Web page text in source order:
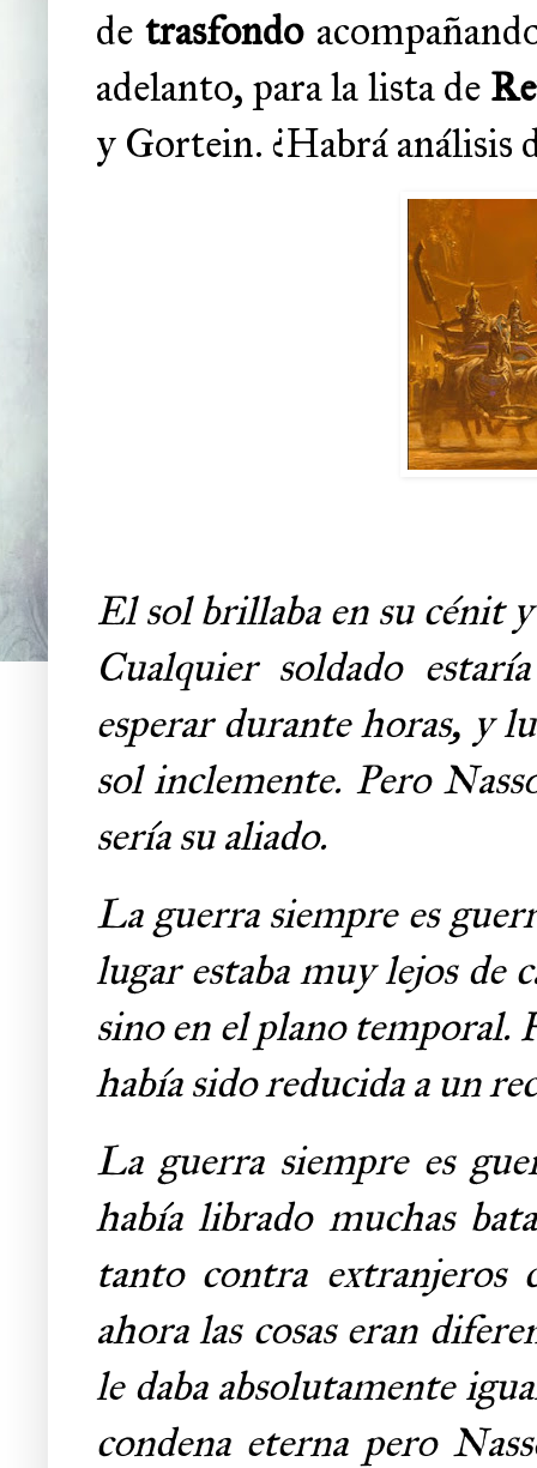
detrasfondo
adelanto, para la lista de
y Gortein. ¿Habrá análisis
El sol brillaba en su cénit
Cualquier soldado
esperar durante horas, y
sol inclemente. Pero
sería su aliado.
La guerra siempre es
lugar estaba muy lejos de
sino en el plano temporal.
había sido reducida a un
La guerra siempre es
había librado muchas
tanto contra extranjeros
ahora las cosas eran
le daba absolutamente
condena eterna pero